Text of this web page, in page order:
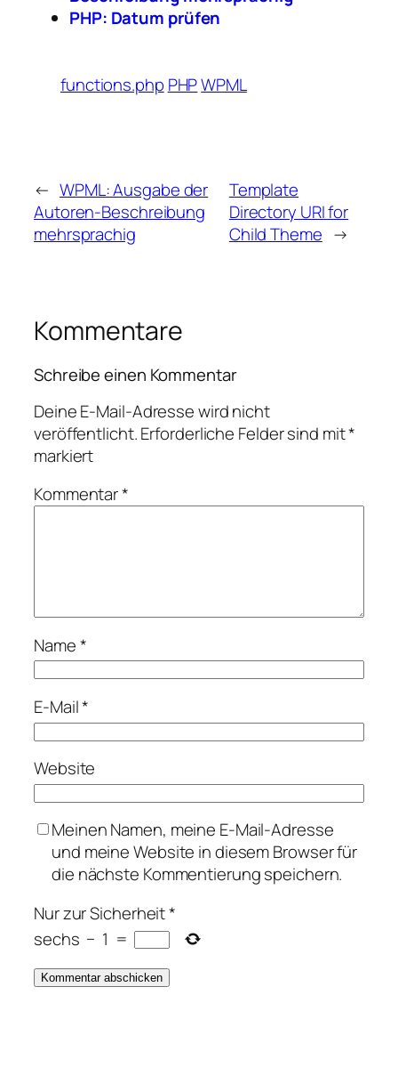
PHP: Datum prüfen
functions.php PHPWPML
← WPML: Ausgabe der
Autoren-Beschreibung
mehrsprachig
Template
Directory URI for
Child Theme →
Kommentare
Schreibe einen Kommentar
Deine E-Mail-Adresse wird nicht
veröffentlicht.Erforderliche Felder sind mit*
markiert
Kommentar*
Name*
E-Mail*
Website
Meinen Namen, meine E-Mail-Adresse
und meine Website in diesem Browser für
die nächste Kommentierung speichern.
Nur zur Sicherheit*
sechs − 1 =